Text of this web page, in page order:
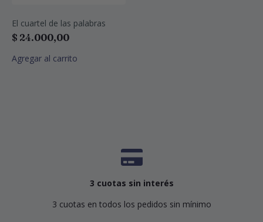
El cuartel de las palabras
$ 24.000,00
Agregar al carrito
3 cuotas sin interés
3 cuotas en todos los pedidos sin mínimo